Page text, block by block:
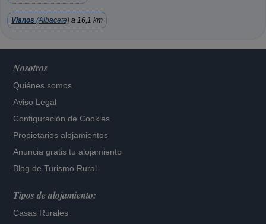
Vianos (Albacete) a 16,1 km
Nosotros
Quiénes somos
Aviso Legal
Configuración de Cookies
Propietarios alojamientos
Anuncia gratis tu alojamiento
Blog de Turismo Rural
Tipos de alojamiento:
Casas Rurales